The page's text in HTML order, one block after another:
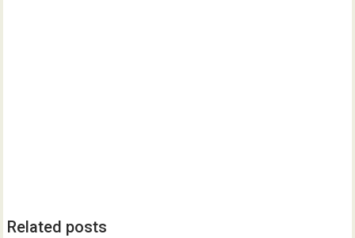
Related posts